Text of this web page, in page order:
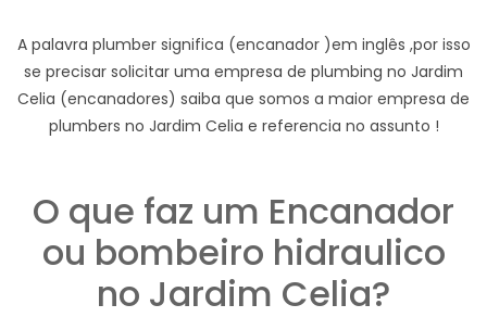
A palavra plumber significa (encanador )em inglês ,por isso
se precisar solicitar uma empresa de plumbing no Jardim
Celia (encanadores) saiba que somos a maior empresa de
plumbers no Jardim Celia e referencia no assunto !
O que faz um Encanador
ou bombeiro hidraulico
no Jardim Celia?